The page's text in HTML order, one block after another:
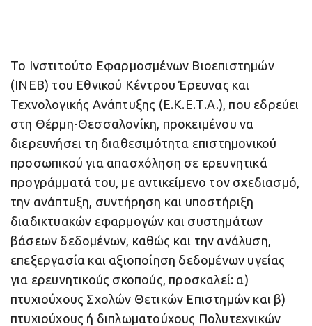
Το Ινστιτούτο Εφαρμοσμένων Βιοεπιστημών
(INEB) του Εθνικού Κέντρου Έρευνας και
Τεχνολογικής Ανάπτυξης (Ε.Κ.Ε.Τ.Α.), που εδρεύει
στη Θέρμη-Θεσσαλονίκη, προκειμένου να
διερευνήσει τη διαθεσιμότητα επιστημονικού
προσωπικού για απασχόληση σε ερευνητικά
προγράμματά του, με αντικείμενο τον σχεδιασμό,
την ανάπτυξη, συντήρηση και υποστήριξη
διαδικτυακών εφαρμογών και συστημάτων
βάσεων δεδομένων, καθώς και την ανάλυση,
επεξεργασία και αξιοποίηση δεδομένων υγείας
για ερευνητικούς σκοπούς, προσκαλεί: α)
πτυχιούχους Σχολών Θετικών Επιστημών και β)
πτυχιούχους ή διπλωματούχους Πολυτεχνικών